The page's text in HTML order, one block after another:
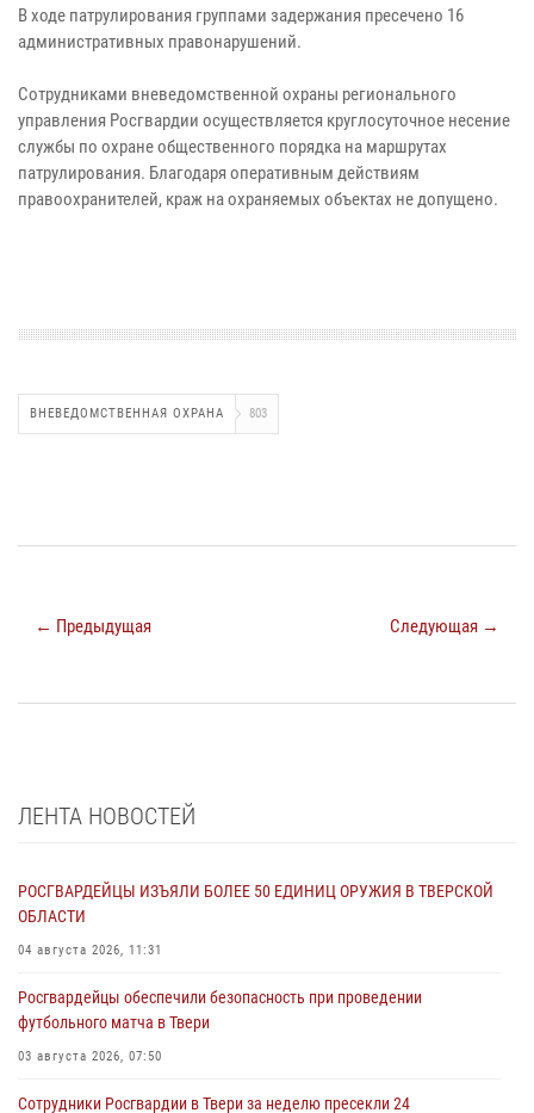
В ходе патрулирования группами задержания пресечено 16
административных правонарушений.
Сотрудниками вневедомственной охраны регионального
управления Росгвардии осуществляется круглосуточное несение
службы по охране общественного порядка на маршрутах
патрулирования. Благодаря оперативным действиям
правоохранителей, краж на охраняемых объектах не допущено.
ВНЕВЕДОМСТВЕННАЯ ОХРАНА 803
← Предыдущая Следующая →
ЛЕНТА НОВОСТЕЙ
РОСГВАРДЕЙЦЫ ИЗЪЯЛИ БОЛЕЕ 50 ЕДИНИЦ ОРУЖИЯ В ТВЕРСКОЙ
ОБЛАСТИ
04 августа 2026, 11:31
Росгвардейцы обеспечили безопасность при проведении
футбольного матча в Твери
03 августа 2026, 07:50
Сотрудники Росгвардии в Твери за неделю пресекли 24